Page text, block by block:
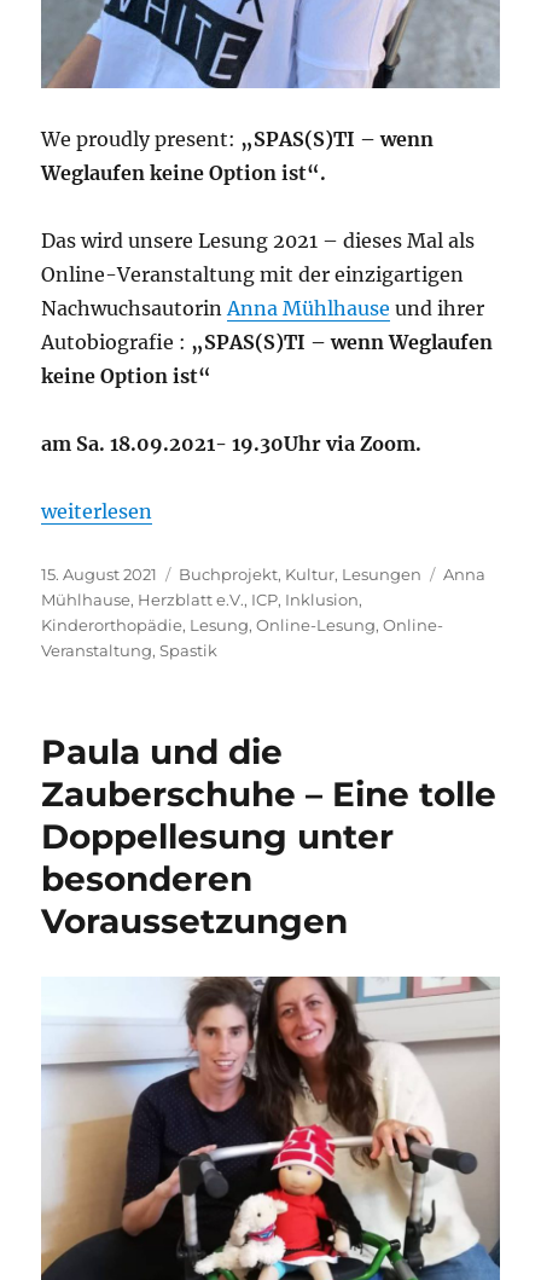
We proudly present: „SPAS(S)TI – wenn
Weglaufen keine Option ist“.
Das wird unsere Lesung 2021 – dieses Mal als
Online-Veranstaltung mit der einzigartigen
Nachwuchsautorin Anna Mühlhause und ihrer
Autobiografie : „SPAS(S)TI – wenn Weglaufen
keine Option ist“
am Sa. 18.09.2021- 19.30Uhr via Zoom.
„Online – Lesung mit Anna Mühlhause am
weiterlesen
Veröffentlicht
am
15. August 2021 Kategorien
Buchprojekt, Kultur, Lesungen
Anna
Mühlhause, Herzblatt e.V., ICP, Inklusion,
Kinderorthopädie, Lesung,Online-Lesung,Online-
Veranstaltung,Spastik
Paula und die
Zauberschuhe – Eine tolle
Doppellesung unter
besonderen
Voraussetzungen